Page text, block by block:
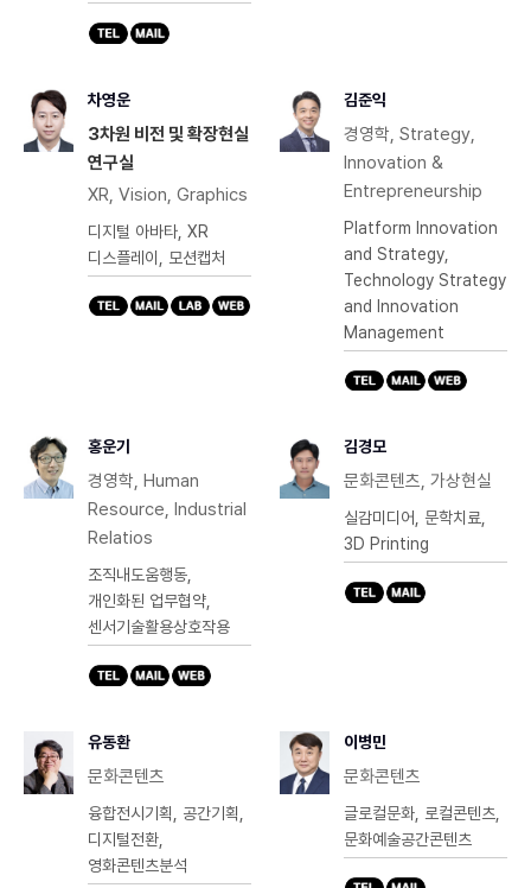
차영운
3차원 비전 및 확장현실
연구실
XR, Vision, Graphics
디지털 아바타, XR
디스플레이, 모션캡처
김준익
경영학, Strategy,
Innovation &
Entrepreneurship
Platform Innovation
and Strategy,
Technology Strategy
and Innovation
Management
홍운기
경영학, Human
Resource, Industrial
Relatios
조직내도움행동,
개인화된 업무협약,
센서기술활용상호작용
김경모
문화콘텐츠, 가상현실
실감미디어, 문학치료,
3D Printing
유동환
문화콘텐츠
융합전시기획, 공간기획,
디지털전환,
영화콘텐츠분석
이병민
문화콘텐츠
글로컬문화, 로컬콘텐츠,
문화예술공간콘텐츠